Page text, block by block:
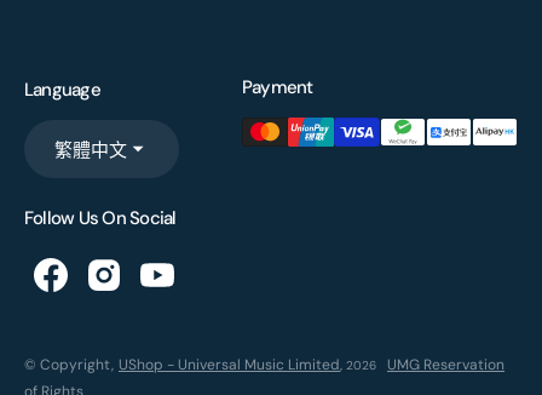
Language
繁體中文
Payment
Follow Us On Social
© Copyright, UShop - Universal Music Limited, 2026
UMG Reservation